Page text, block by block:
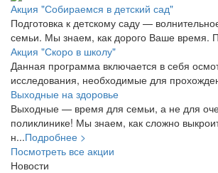
Акция "Собираемся в детский сад"
Подготовка к детскому саду —
семьи. Мы знаем, как дорого Ваше время.
Акция "Скоро в школу"
Данная программа включается в себя
исследования, необходимые для
Выходные на здоровье
Выходные — время для семьи, а не для
поликлинике! Мы знаем, как сложно
н...Подробнее >
Посмотреть все акции
Новости